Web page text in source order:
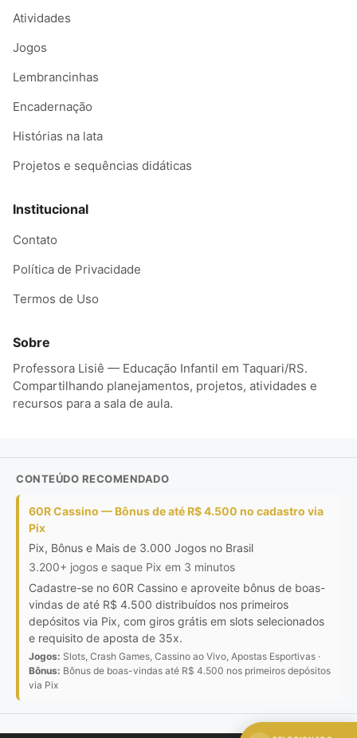
Atividades
Jogos
Lembrancinhas
Encadernação
Histórias na lata
Projetos e sequências didáticas
Institucional
Contato
Política de Privacidade
Termos de Uso
Sobre
Professora Lisiê — Educação Infantil em Taquari/RS.
Compartilhando planejamentos, projetos, atividades e
recursos para a sala de aula.
CONTEÚDO RECOMENDADO
60R Cassino — Bônus de até R$ 4.500 no cadastro via
Pix
Pix, Bônus e Mais de 3.000 Jogos no Brasil
3.200+ jogos e saque Pix em 3 minutos
Cadastre-se no 60R Cassino e aproveite bônus de boas-
vindas de até R$ 4.500 distribuídos nos primeiros
depósitos via Pix, com giros grátis em slots selecionados
e requisito de aposta de 35x.
Jogos: Slots, Crash Games, Cassino ao Vivo, Apostas Esportivas ·
Bônus: Bônus de boas-vindas até R$ 4.500 nos primeiros depósitos
via Pix